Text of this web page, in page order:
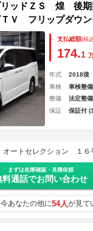
ッドＺＳ 煌 後期
ＴＶ フリップダウ
両側自動ドア スマ
ーセンス ＬＥＤ
支払総額(税
174.1
年式 2018後
車検
車検整
整備
法定整
保証
保証付
オートセレクション １６
まずは在庫確認・見積依頼
料通話でお問い合わせ
今あなたの他に54人が見て